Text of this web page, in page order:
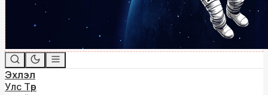
Эхлэл
Улс Төр